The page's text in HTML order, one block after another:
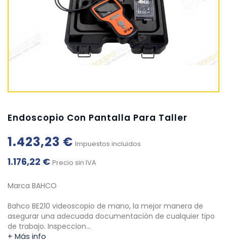
Endoscopio Con Pantalla Para Taller
1.423,23 € Impuestos incluidos
1.176,22 € Precio sin IVA
Marca BAHCO
Bahco BE210 videoscopio de mano, la mejor manera de
asegurar una adecuada documentación de cualquier tipo
de trabajo. Inspeccion…
+ Más info